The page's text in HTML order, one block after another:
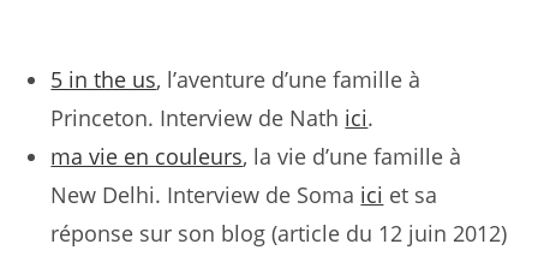
5 in the us, l’aventure d’une famille à
Princeton. Interview de Nath ici.
ma vie en couleurs, la vie d’une famille à
New Delhi. Interview de Soma ici et sa
réponse sur son blog (article du 12 juin 2012)